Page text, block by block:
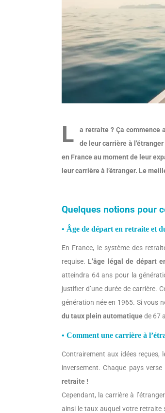
L
a retraite ? Ça commence
de leur carrière à l’étranger
en France au moment de leur
leur carrière à l’étranger. Le
Quelques notions pour
• Âge de départ en retraite et
En France, le système des
requise. L’âge légal de départ
atteindra 64 ans pour la
justifier d’une durée de carrière.
génération née en 1965. Si vous
du taux plein automatiquede 67
• Comment une carrière à
Contrairement aux idées
inversement. Chaque pays
retraite !
Cependant, la carrière à
ainsi le taux auquel votre retraite